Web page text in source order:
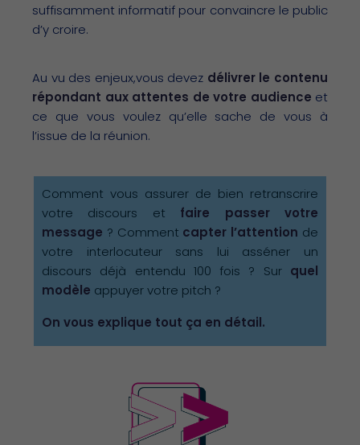
suffisamment informatif pour convaincre le public
d’y croire.
Au vu des enjeux,vous devez délivrer le contenu
répondant aux attentes de votre audience et
ce que vous voulez qu’elle sache de vous à
l’issue de la réunion.
Comment vous assurer de bien retranscrire
votre discours et faire passer votre
message ? Comment capter l’attention de
votre interlocuteur sans lui asséner un
discours déjà entendu 100 fois ? Sur quel
modèle appuyer votre pitch ?
On vous explique tout ça en détail.